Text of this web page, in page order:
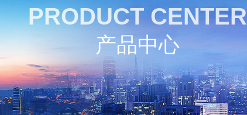
PRODUCT CENTER
产品中心